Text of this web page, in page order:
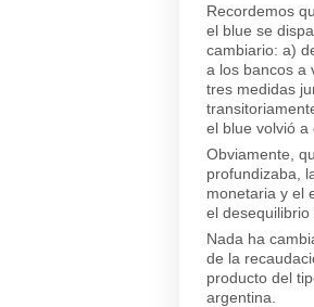
Recordemos
el blue se
cambiario: a)
a los bancos a
tres medidas
el blue volvió a
Obviamente,
profundizaba,
monetaria y el
el desequilibrio
Nada ha
de la
producto del
argentina.